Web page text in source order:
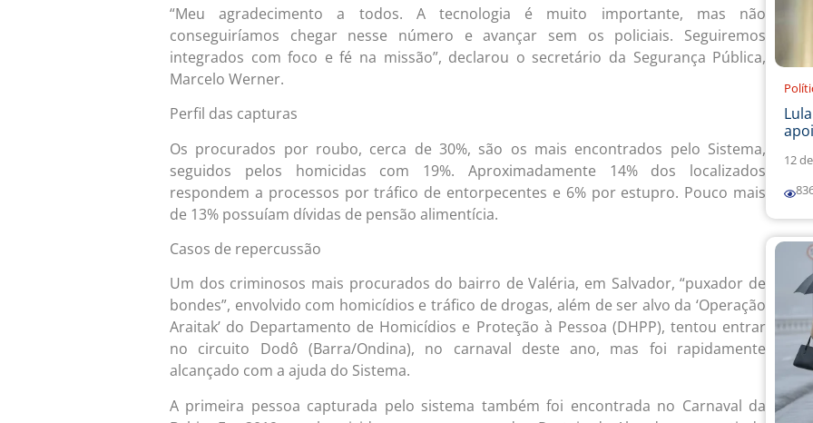
“Meu agradecimento a todos. A tecnologia é muito importante, mas não
conseguiríamos chegar nesse número e avançar sem os policiais. Seguiremos
integrados com foco e fé na missão”, declarou o secretário da Segurança Pública,
Marcelo Werner.
Perfil das capturas
Os procurados por roubo, cerca de 30%, são os mais encontrados pelo Sistema,
seguidos pelos homicidas com 19%. Aproximadamente 14% dos localizados
respondem a processos por tráfico de entorpecentes e 6% por estupro. Pouco mais
de 13% possuíam dívidas de pensão alimentícia.
Casos de repercussão
Um dos criminosos mais procurados do bairro de Valéria, em Salvador, “puxador de
bondes”, envolvido com homicídios e tráfico de drogas, além de ser alvo da ‘Operação
Araitak’ do Departamento de Homicídios e Proteção à Pessoa (DHPP), tentou entrar
no circuito Dodô (Barra/Ondina), no carnaval deste ano, mas foi rapidamente
alcançado com a ajuda do Sistema.
A primeira pessoa capturada pelo sistema também foi encontrada no Carnaval da
12